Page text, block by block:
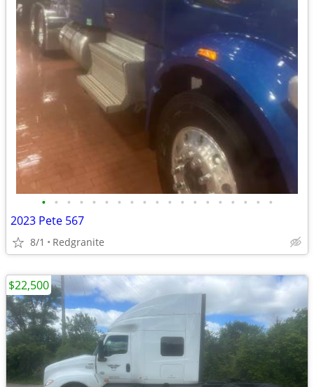
• • • • • • • • • • • • • • • • • • •
2023 Pete 567
8/1 Redgranite
$22,500